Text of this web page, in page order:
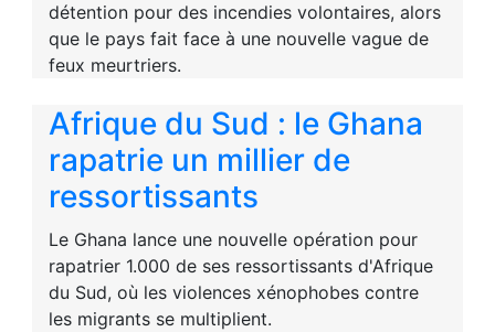
détention pour des incendies volontaires, alors
que le pays fait face à une nouvelle vague de
feux meurtriers.
Afrique du Sud : le Ghana
rapatrie un millier de
ressortissants
Le Ghana lance une nouvelle opération pour
rapatrier 1.000 de ses ressortissants d'Afrique
du Sud, où les violences xénophobes contre
les migrants se multiplient.